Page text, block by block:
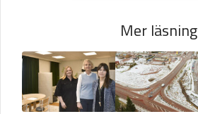
Mer läsning